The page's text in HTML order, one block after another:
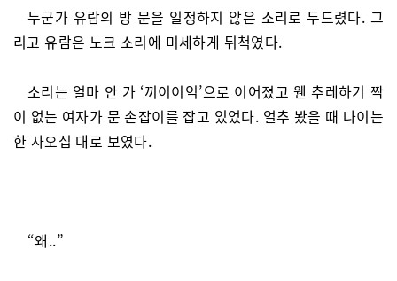
누군가 유람의 방 문을 일정하지 않은 소리로 두드렸다. 그
리고 유람은 노크 소리에 미세하게 뒤척였다.
소리는 얼마 안 가 ‘끼이이익’으로 이어졌고 웬 추레하기 짝
이 없는 여자가 문 손잡이를 잡고 있었다. 얼추 봤을 때 나이는
한 사오십 대로 보였다.
“왜..”